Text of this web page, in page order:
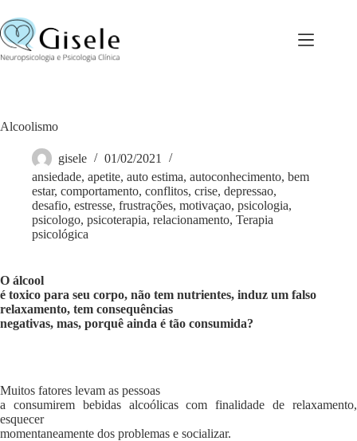
para
o
conteúdo
Alcoolismo
gisele
01/02/2021
ansiedade, apetite, auto estima, autoconhecimento, bem
estar, comportamento, conflitos, crise, depressao,
desafio, estresse, frustrações, motivaçao, psicologia,
psicologo, psicoterapia, relacionamento, Terapia
psicológica
O álcool
é toxico para seu corpo, não tem nutrientes, induz um falso
relaxamento, tem consequências
negativas, mas, porquê ainda é tão consumida?
Muitos fatores levam as pessoas
a consumirem bebidas alcoólicas com finalidade de relaxamento,
esquecer
momentaneamente dos problemas e socializar.